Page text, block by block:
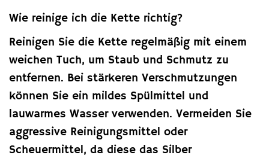
Wie reinige ich die Kette richtig?
Reinigen Sie die Kette regelmäßig mit einem
weichen Tuch, um Staub und Schmutz zu
entfernen. Bei stärkeren Verschmutzungen
können Sie ein mildes Spülmittel und
lauwarmes Wasser verwenden. Vermeiden Sie
aggressive Reinigungsmittel oder
Scheuermittel, da diese das Silber